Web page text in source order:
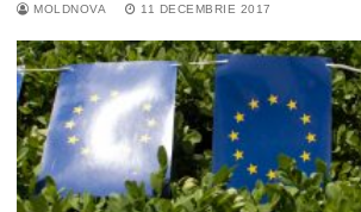
MOLDNOVA 11 DECEMBRIE 2017